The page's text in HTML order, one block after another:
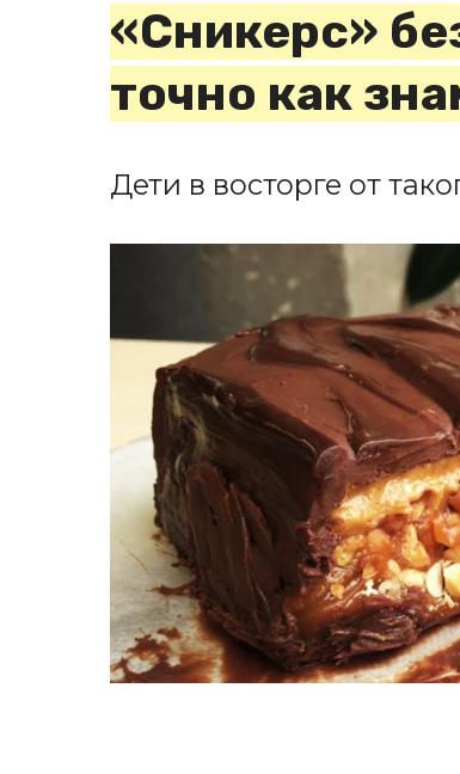
«Сникерс»
точно как
Дети в восторге от